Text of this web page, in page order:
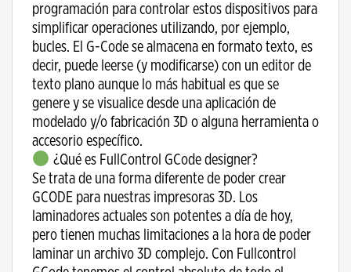
programación para controlar estos dispositivos para
simplificar operaciones utilizando, por ejemplo,
bucles. El G-Code se almacena en formato texto, es
decir, puede leerse (y modificarse) con un editor de
texto plano aunque lo más habitual es que se
genere y se visualice desde una aplicación de
modelado y/o fabricación 3D o alguna herramienta o
accesorio específico.
¿Qué es FullControl GCode designer?
Se trata de una forma diferente de poder crear
GCODE para nuestras impresoras 3D. Los
laminadores actuales son potentes a día de hoy,
pero tienen muchas limitaciones a la hora de poder
laminar un archivo 3D complejo. Con Fullcontrol